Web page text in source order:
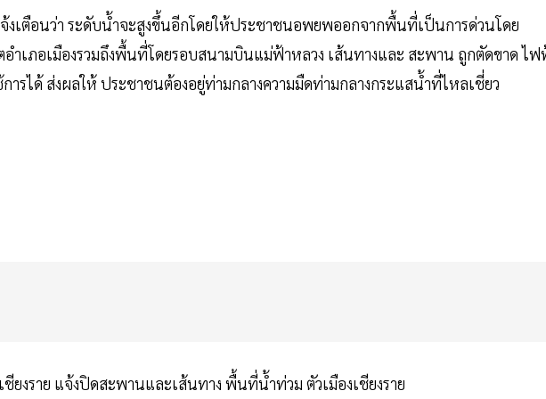
งเตือนว่า ระดับน้ำจะสูงขึ้นอีกโดยให้ประชาชนอพยพออกจากพื้นที่เป็นการด่วนโดย
อำเภอเมืองรวมถึงพื้นที่โดยรอบสนามบินแม่ฟ้าหลวง เส้นทางและ สะพาน ถูกตัดขาด ไฟ
ารได้ ส่งผลให้ ประชาชนต้องอยู่ท่ามกลางความมืดท่ามกลางกระแสน้ำที่ไหลเชี่ยว
ยงราย แจ้งปิดสะพานและเส้นทาง พื้นที่น้ำท่วม ตัวเมืองเชียงราย